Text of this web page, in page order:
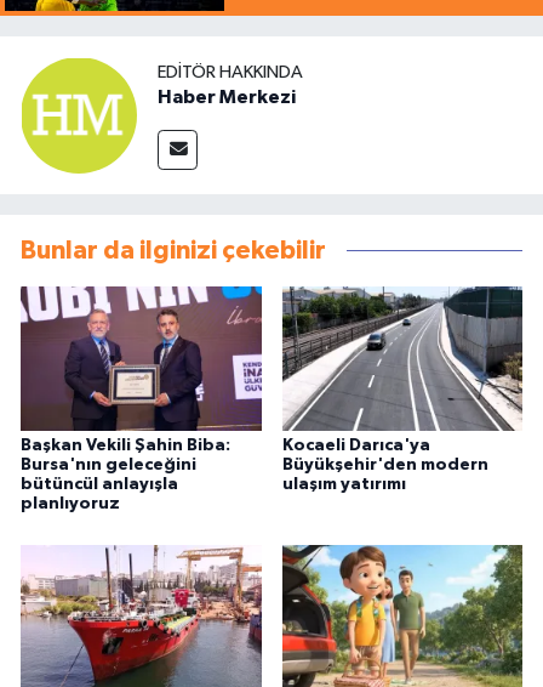
EDITÖR HAKKINDA
Haber Merkezi
Bunlar da ilginizi çekebilir
Başkan Vekili Şahin Biba:
Bursa'nın geleceğini
bütüncül anlayışla
planlıyoruz
Kocaeli Darıca'ya
Büyükşehir'den modern
ulaşım yatırımı